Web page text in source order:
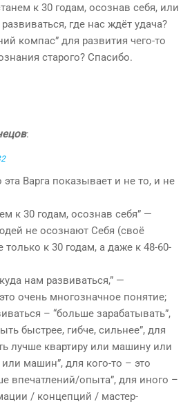
к 30 годам, осознав себя, или
где нас ждёт удача?
компас” для развития чего-то
старого? Спасибо.
:
Варга показывает и не то, и не
к 30 годам, осознав себя” —
не осознают Себя (своё
только к 30 годам, а даже к 48-60-
нам развиваться,” —
это очень многозначное понятие;
– “больше зарабатывать”,
быстрее, гибче, сильнее”, для
лучше квартиру или машину или
машин”, для кого-то – это
впечатлений/опыта”, для иного –
/ концепций / мастер-